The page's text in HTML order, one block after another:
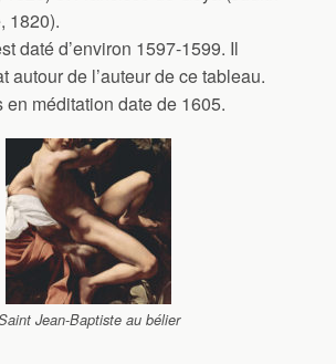
1820).
daté d’environ 1597-1599. Il
autour de l’auteur de ce tableau.
en méditation date de 1605.
Jean-Baptiste au bélier